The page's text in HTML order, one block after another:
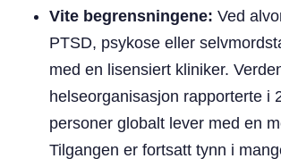
Vite begrensningene: Ved
PTSD, psykose eller
med en lisensiert kliniker.
helseorganisasjon rapporterte i
personer globalt lever med en
Tilgangen er fortsatt tynn i